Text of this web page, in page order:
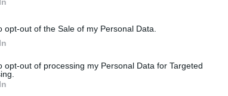
opt-out of the Sale of my Personal Data.
opt-out of processing my Personal Data for Targeted